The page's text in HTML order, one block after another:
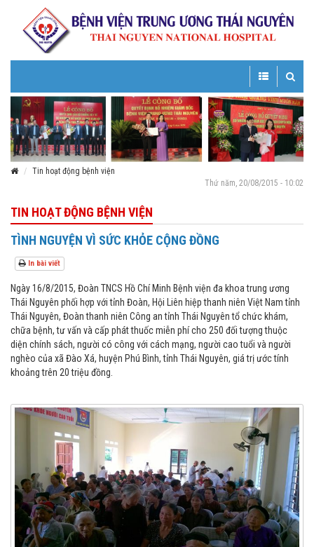
Toggle
Toggle
navigation
Tin hoạt động bệnh viện
Thứ năm, 20/08/2015 - 10:02
TIN HOẠT ĐỘNG BỆNH VIỆN
TÌNH NGUYỆN VÌ SỨC KHỎE CỘNG ĐỒNG
In bài viết
Ngày 16/8/2015, Đoàn TNCS Hồ Chí Minh Bệnh viện đa khoa trung ương
Thái Nguyên phối hợp với tỉnh Đoàn, Hội Liên hiệp thanh niên Việt Nam tỉnh
Thái Nguyên, Đoàn thanh niên Công an tỉnh Thái Nguyên tổ chức khám,
chữa bệnh, tư vấn và cấp phát thuốc miễn phí cho 250 đối tượng thuộc
diện chính sách, người có công với cách mạng, người cao tuổi và người
nghèo của xã Đào Xá, huyện Phú Bình, tỉnh Thái Nguyên, giá trị ước tính
khoảng trên 20 triệu đồng.